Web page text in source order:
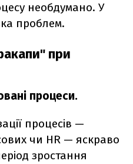
необдумано. У
проблем.
при
процеси.
процесів —
чи HR — яскраво
зростання